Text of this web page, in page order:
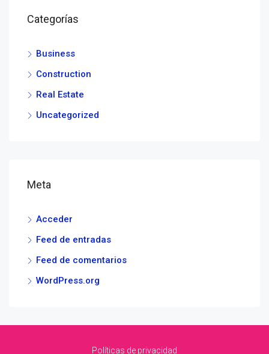
Categorías
Business
Construction
Real Estate
Uncategorized
Meta
Acceder
Feed de entradas
Feed de comentarios
WordPress.org
Políticas de privacidad